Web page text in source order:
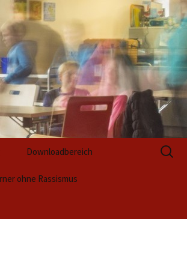
Downloadbereich
Formulare zur Anmeldung
ohne Rassismus
/ Unsere
Suchen
nach: